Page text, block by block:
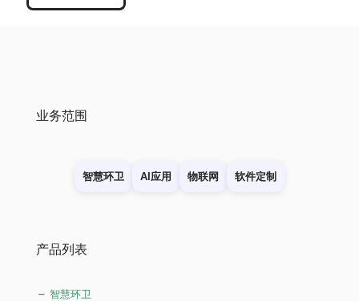
业务范围
智慧环卫 AI应用 物联网 软件定制
产品列表
智慧环卫